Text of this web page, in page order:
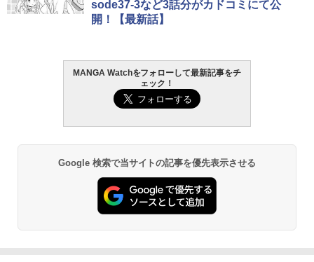
sode37-3など3話分がカドコミにて公
開！【最新話】
MANGA Watchをフォローして最新記事をチ
ェック！
Google 検索で当サイトの記事を優先表示させる